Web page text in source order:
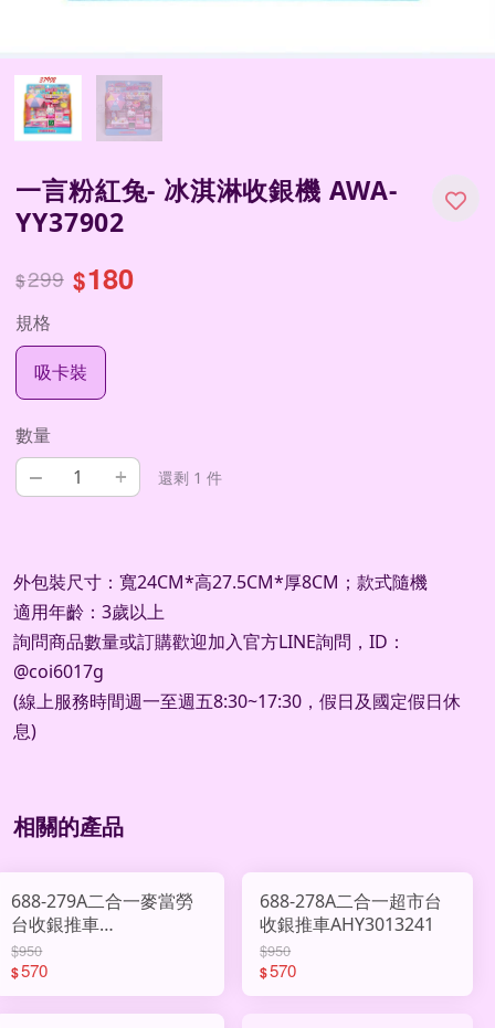
一言粉紅兔- 冰淇淋收銀機 AWA-
YY37902
$299 $180
規格
吸卡裝
數量
– + 還剩 1 件
外包裝尺寸：寬24CM*高27.5CM*厚8CM；款式隨機
適用年齡：3歲以上
詢問商品數量或訂購歡迎加入官方LINE詢問，ID：
@coi6017g
(線上服務時間週一至週五8:30~17:30，假日及國定假日休
息)
相關的產品
688-279A二合一麥當勞
台收銀推車
AHY3013242
$950
$570
688-278A二合一超市台
收銀推車AHY3013241
$950
$570